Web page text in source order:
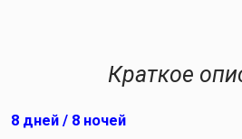
Краткое
8 дней / 8 ночей